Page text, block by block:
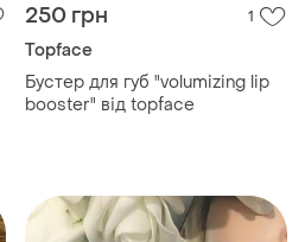
250 грн 1
Topface
Бустер для губ "volumizing lip
booster" від topface